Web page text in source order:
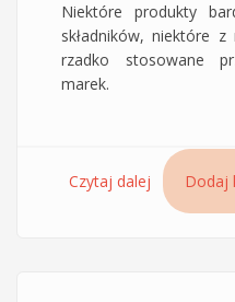
Niektóre produkty
składników, niektóre
rzadko stosowane
marek.
Czytaj dalej wpis
Lukrecja
Dodaj